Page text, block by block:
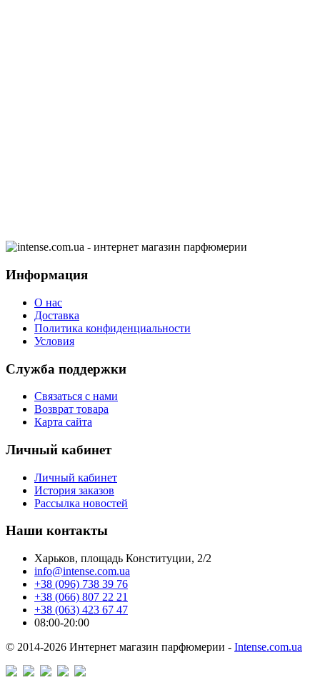
Информация
О нас
Доставка
Политика конфиденциальности
Условия
Служба поддержки
Связаться с нами
Возврат товара
Карта сайта
Личный кабинет
Личный кабинет
История заказов
Рассылка новостей
Наши контакты
Харьков, площадь Конституции, 2/2
info@intense.com.ua
+38 (096) 738 39 76
+38 (066) 807 22 21
+38 (063) 423 67 47
08:00-20:00
© 2014-2026 Интернет магазин парфюмерии - Intense.com.ua